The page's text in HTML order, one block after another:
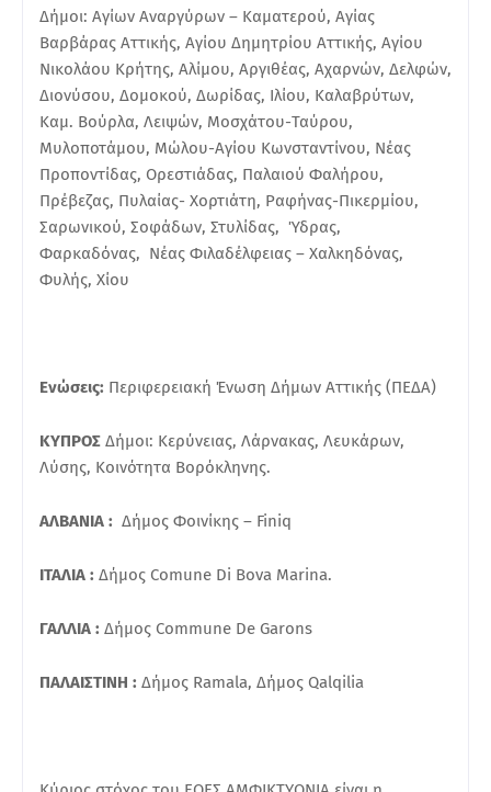
Δήμοι: Αγίων Αναργύρων – Καματερού, Αγίας
Βαρβάρας Αττικής, Αγίου Δημητρίου Αττικής, Αγίου
Νικολάου Κρήτης, Αλίμου, Αργιθέας, Αχαρνών, Δελφών,
Διονύσου, Δομοκού, Δωρίδας, Ιλίου, Καλαβρύτων,
Καμ. Βούρλα, Λειψών, Μοσχάτου-Ταύρου,
Μυλοποτάμου, Μώλου-Αγίου Κωνσταντίνου, Νέας
Προποντίδας, Ορεστιάδας, Παλαιού Φαλήρου,
Πρέβεζας, Πυλαίας- Χορτιάτη, Ραφήνας-Πικερμίου,
Σαρωνικού, Σοφάδων, Στυλίδας, Ύδρας,
Φαρκαδόνας, Νέας Φιλαδέλφειας – Χαλκηδόνας,
Φυλής, Χίου
Ενώσεις: Περιφερειακή Ένωση Δήμων Αττικής (ΠΕΔΑ)
ΚΥΠΡΟΣ Δήμοι: Κερύνειας, Λάρνακας, Λευκάρων,
Λύσης, Κοινότητα Βορόκληνης.
ΑΛΒΑΝΙΑ : Δήμος Φοινίκης – Finiq
ΙΤΑΛΙΑ : Δήμος Comune Di Bova Marina.
ΓΑΛΛΙΑ : Δήμος Commune De Garons
ΠΑΛΑΙΣΤΙΝΗ : Δήμος Ramala, Δήμος Qalqilia